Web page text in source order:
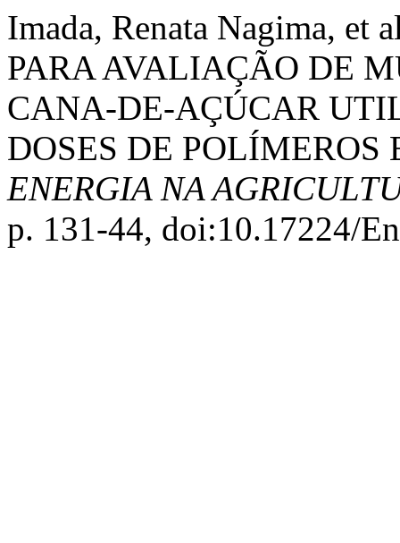
Imada, Renata Nagima,
PARA AVALIAÇÃO DE
CANA-DE-AÇÚCAR
DOSES DE
ENERGIA NA
p. 131-44, doi:10.17224/